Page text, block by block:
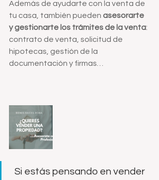
Además de ayudarte con la venta de
tu casa, también pueden asesorarte
y gestionarte los trámites de la venta:
contrato de venta, solicitud de
hipotecas, gestión de la
documentación y firmas…
Si estás pensando en vender